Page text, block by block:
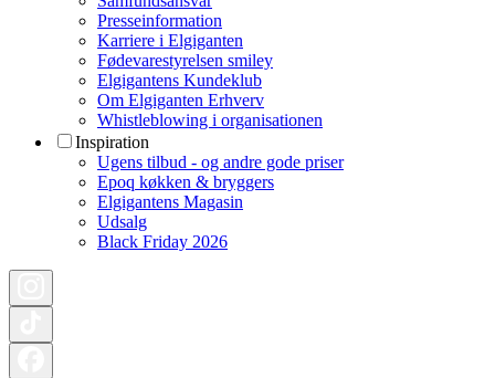
Presseinformation
Karriere i Elgiganten
Fødevarestyrelsen smiley
Elgigantens Kundeklub
Om Elgiganten Erhverv
Whistleblowing i organisationen
Inspiration
Ugens tilbud - og andre gode priser
Epoq køkken & bryggers
Elgigantens Magasin
Udsalg
Black Friday 2026